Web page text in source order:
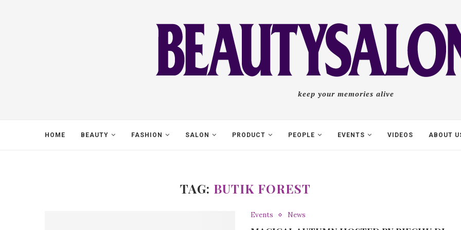
keep your memories alive
HOME BEAUTY FASHION SALON PRODUCT PEOPLE EVENTS VIDEOS ABOUT
TAG: BUTIK FOREST
Events News